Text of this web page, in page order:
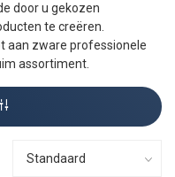
door u gekozen
te creëren.
aan zware professionele
assortiment.